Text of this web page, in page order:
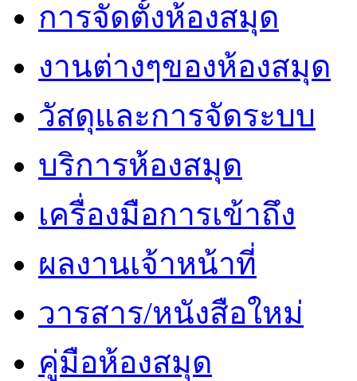
การจัดตั้งห้องสมุด
งานต่างๆของห้องสมุด
วัสดุและการจัดระบบ
บริการห้องสมุด
เครื่องมือการเข้าถึง
ผลงานเจ้าหน้าที่
วารสาร/หนังสือใหม่
คู่มือห้องสมุด